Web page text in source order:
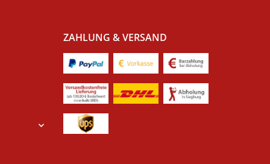
ZAHLUNG & VERSAND